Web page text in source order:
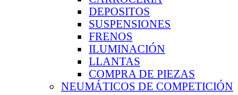
DEPOSITOS
SUSPENSIONES
FRENOS
ILUMINACIÓN
LLANTAS
COMPRA DE PIEZAS
NEUMÁTICOS DE COMPETICIÓN